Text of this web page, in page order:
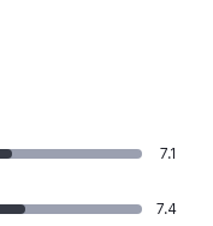
7.1
7.4